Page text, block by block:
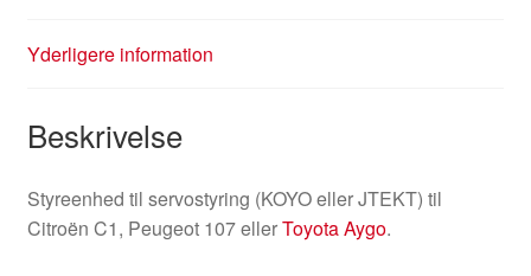
Yderligere information
Beskrivelse
Styreenhed til servostyring (KOYO eller JTEKT) til
Citroën C1, Peugeot 107 ellerToyota Aygo.